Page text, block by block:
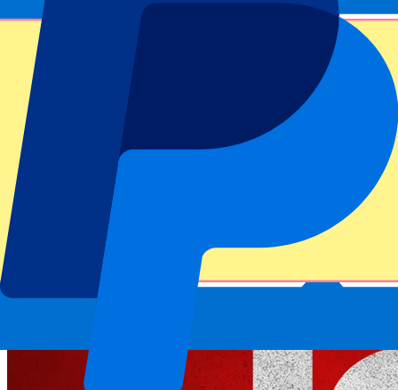
Gracias por enviar el formulario